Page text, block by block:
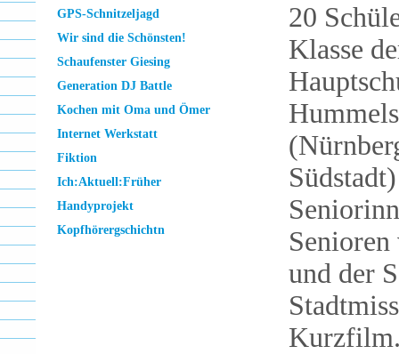
GPS-Schnitzeljagd
Wir sind die Schönsten!
Schaufenster Giesing
Generation DJ Battle
Kochen mit Oma und Ömer
Internet Werkstatt
Fiktion
Ich:Aktuell:Früher
Handyprojekt
Kopfhörergschichtn
20
Klasse
und der